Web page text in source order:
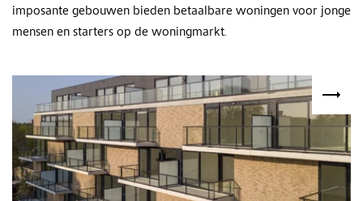
imposante gebouwen bieden betaalbare woningen voor jonge
mensen en starters op de woningmarkt.